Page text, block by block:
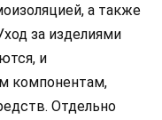
а также
за изделиями
и
компонентам,
Отдельно